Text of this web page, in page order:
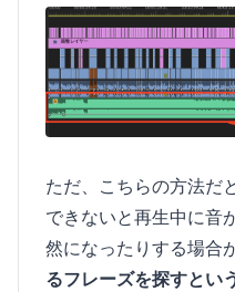
ただ、こちらの方法だ
できないと再生中に音
然になったりする場合
るフレーズを探すとい